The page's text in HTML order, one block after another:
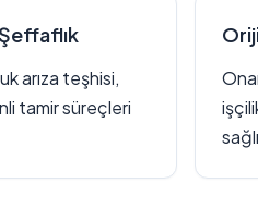
arıza teşhisi,
tamir süreçleri